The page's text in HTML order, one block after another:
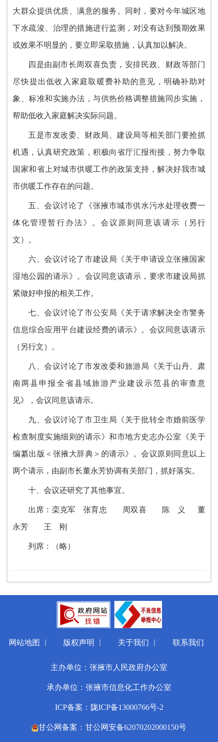
大群众提供优质、满意的服务。同时，要对今年城区地
下水疏浚、治理的措施进行监测，对没有达到预期效果
或效果不明显的，要立即采取措施，认真加以解决。
四是由副市长周双喜负责，安排民政、财政等部门
尽快提出低收入家庭取暖费补助的意见，明确补助对
象、标准和实施办法，与供热价格调整措施同步实施，
帮助低收入家庭解决实际问题。
五是市发改委、财政局、建设局等相关部门要抢抓
机遇，认真研究政策，积极向省厅汇报衔接，努力争取
国家和省上对城市供暖工作的政策支持，解决好我市城
市供暖工作存在的问题。
五、会议讨论了《张掖市城市供水污水处理收费一
体化管理暂行办法》。会议原则同意该请示（另行
文）。
六、会议讨论了市建设局《关于申请设立张掖国家
湿地公园的请示》。会议同意该请示，要求市建设局抓
紧做好申报的相关工作。
七、会议讨论了市公安局《关于请求解决全市警务
信息综合应用平台建设经费的请示》。会议同意该请示
（另行文）。
八、会议讨论了市发改委和旅游局《关于山丹、肃
南两县申报全省县域旅游产业建设示范县的审查意
见》，会议同意该请示。
九、会议讨论了市卫生局《关于批转全市婚前医学
检查制度实施细则的请示》和市地方史志办公室《关于
编纂出版＜张掖大辞典＞的请示》。会议原则同意以上
两个请示，由副市长董永芳协调有关部门，抓好落实。
十、会议还研究了其他事宜。
出席：栾克军 张育忠 周双喜 陈 义 董
永芳 王 刚
列席：（略）
网站地图 | 版权声明 | 关于我们 | 联系我们
主办单位：张掖市人民政府办公室
承办单位：张掖市信息化工作办公室
ICP备案：陇ICP备13000766号-2
甘公网备案：甘公网安备62070202000150号